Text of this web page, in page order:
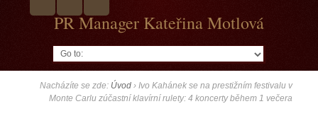
PR Manager Kateřina Motlová
Nacházíte se zde: Úvod ›Ivo Kahánek se na prestižním festivalu v
Monte Carlu zúčastní klavírní rulety: 4 koncerty během 1 večera